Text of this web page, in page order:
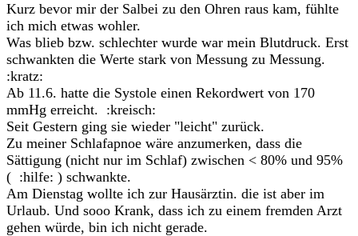
Kurz bevor mir der Salbei zu den Ohren raus kam, fühlte
ich mich etwas wohler.
Was blieb bzw. schlechter wurde war mein Blutdruck. Erst
schwankten die Werte stark von Messung zu Messung.
:kratz:
Ab 11.6. hatte die Systole einen Rekordwert von 170
mmHg erreicht. :kreisch:
Seit Gestern ging sie wieder "leicht" zurück.
Zu meiner Schlafapnoe wäre anzumerken, dass die
Sättigung (nicht nur im Schlaf) zwischen < 80% und 95%
( :hilfe: ) schwankte.
Am Dienstag wollte ich zur Hausärztin. die ist aber im
Urlaub. Und sooo Krank, dass ich zu einem fremden Arzt
gehen würde, bin ich nicht gerade.